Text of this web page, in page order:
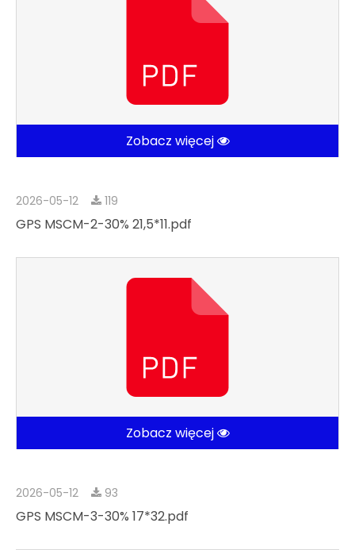
Zobacz więcej
2026-05-12 119
GPS MSCM-2-30% 21,5*11.pdf
Zobacz więcej
2026-05-12 93
GPS MSCM-3-30% 17*32.pdf